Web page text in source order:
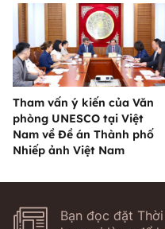
Tham vấn ý kiến của Văn
phòng UNESCO tại Việt
Nam về Đề án Thành phố
Nhiếp ảnh Việt Nam
Bạn đọc đặt